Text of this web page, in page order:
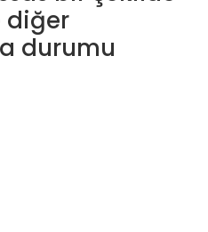
diğer
durumu